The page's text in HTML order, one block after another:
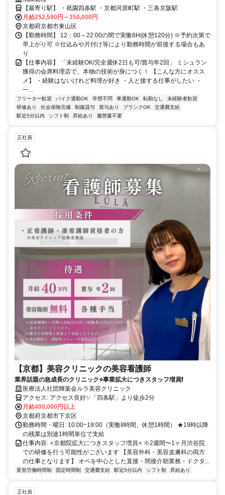
【最寄り駅】 ・祇園四条駅 ・京都河原町駅 ・三条京阪駅
月給252,590円～350,000円
京都府京都市東山区
【勤務時間】 12：00～22:00の間で実働8H(休憩120分) ※予約次第で
早上がり可 ※仕込みや片付け等により勤務時間が前後する場合もあ
り
【仕事内容】 「未経験OK/完全週休2日も可/賞与年2回」 ミシュラン
獲得の会席料理店で、本物の技術が身につく！ 【こんな方にオスス
メ】 ・経験はないけれど料理が好き ・人と接する仕事がしたい ・
一...
フリーター歓迎 バイク通勤OK 学歴不問 車通勤OK 転勤なし
未経験者歓迎
研修あり
社会保険完備 制服貸与 賞与あり ブランクOK
交通費支給
駅近5分以内
シフト制 昇給あり 履歴書不要
正社員
【京都】美容クリニックの美容看護師
業界話題の急成長のクリニック⭐事業拡大につきスタッフ増員❗
医療法人社団輝葉会ルラ美容クリニック
アクセス: アクセス良好✨「四条駅」より徒歩2分
月給400,000円以上
京都府京都市下京区
勤務時間・曜日: 10:00~19:00（実働8時間、休憩1時間） ★19時以降
の残業は別途1時間単位で支給
仕事内容: ⭐京都院拡大につきスタッフ増員⭐ ※2週間〜1ヶ月渋谷院
での研修を行う可能性がございます 【美容外科・美容皮膚科の両方
の仕事となります】 オペを中心とした直接・間接介助業務・ドクタ...
変形労働時間制 固定時間制 交通費支給 駅近5分以内 シフト制 昇給あり
正社員